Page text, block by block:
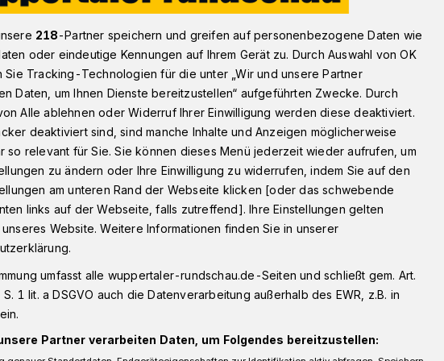
Die Sparkasse Wuppertal in Corona-Zeiten
in Corona-Zeiten
Wuppertal bleibt während des
ihre Kunden da – empfiehlt jedoch
digitalen Services.
218-Partner speichern und greifen auf personenbezogene Daten wie
oder eindeutige Kennungen auf Ihrem Gerät zu. Durch Auswahl von OK
Sie Tracking-Technologien für die unter „Wir und unsere Partner
Daten, um Ihnen Dienste bereitzustellen“ aufgeführten Zwecke. Durch
Alle ablehnen oder Widerruf Ihrer Einwilligung werden diese deaktiviert.
deaktiviert sind, sind manche Inhalte und Anzeigen möglicherweise
so relevant für Sie. Sie können dieses Menü jederzeit wieder aufrufen, um
zu ändern oder Ihre Einwilligung zu widerrufen, indem Sie auf den
am unteren Rand der Webseite klicken [oder das schwebende
links auf der Webseite, falls zutreffend]. Ihre Einstellungen gelten
Website. Weitere Informationen finden Sie in unserer
umfasst alle wuppertaler-rundschau.de-Seiten und schließt gem. Art.
1 lit. a DSGVO auch die Datenverarbeitung außerhalb des EWR, z.B. in
Partner verarbeiten Daten, um Folgendes bereitzustellen: